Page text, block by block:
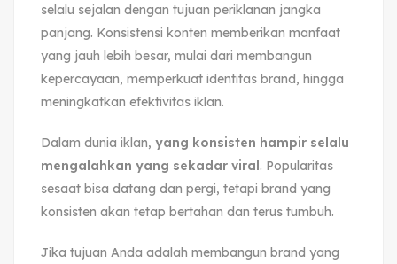
selalu sejalan dengan tujuan periklanan jangka
panjang. Konsistensi konten memberikan manfaat
yang jauh lebih besar, mulai dari membangun
kepercayaan, memperkuat identitas brand, hingga
meningkatkan efektivitas iklan.
Dalam dunia iklan, yang konsisten hampir selalu
mengalahkan yang sekadar viral. Popularitas
sesaat bisa datang dan pergi, tetapi brand yang
konsisten akan tetap bertahan dan terus tumbuh.
Jika tujuan Anda adalah membangun brand yang